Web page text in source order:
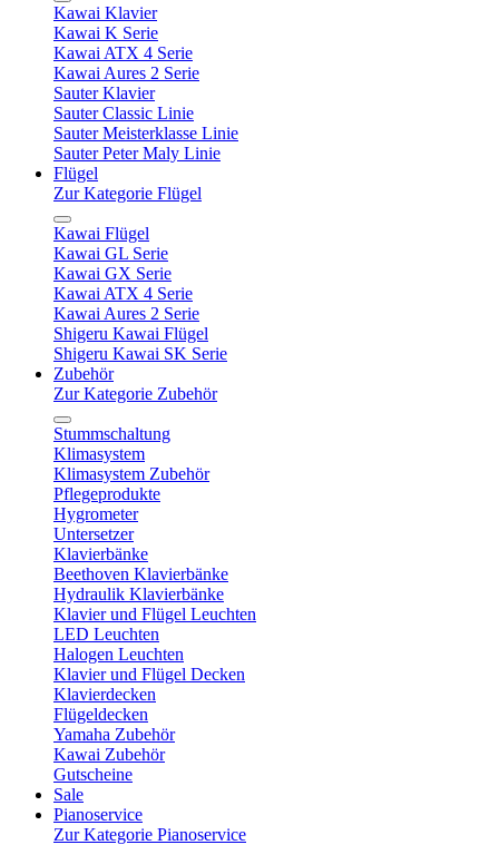
Kawai Klavier
Kawai K Serie
Kawai ATX 4 Serie
Kawai Aures 2 Serie
Sauter Klavier
Sauter Classic Linie
Sauter Meisterklasse Linie
Sauter Peter Maly Linie
Flügel
Zur Kategorie Flügel
Kawai Flügel
Kawai GL Serie
Kawai GX Serie
Kawai ATX 4 Serie
Kawai Aures 2 Serie
Shigeru Kawai Flügel
Shigeru Kawai SK Serie
Zubehör
Zur Kategorie Zubehör
Stummschaltung
Klimasystem
Klimasystem Zubehör
Pflegeprodukte
Hygrometer
Untersetzer
Klavierbänke
Beethoven Klavierbänke
Hydraulik Klavierbänke
Klavier und Flügel Leuchten
LED Leuchten
Halogen Leuchten
Klavier und Flügel Decken
Klavierdecken
Flügeldecken
Yamaha Zubehör
Kawai Zubehör
Gutscheine
Sale
Pianoservice
Zur Kategorie Pianoservice